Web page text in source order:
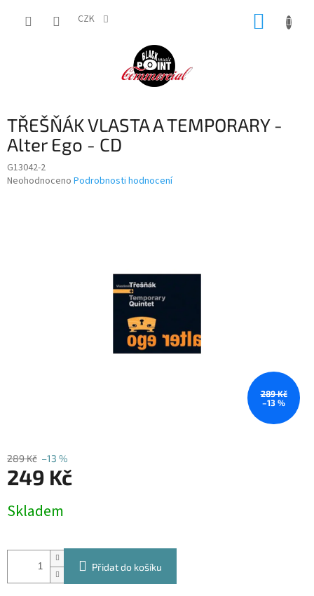
CZK
TŘEŠŇÁK VLASTA A TEMPORARY -
Alter Ego - CD
G13042-2
Průměrné
Neohodnoceno Podrobnosti hodnocení
289 Kč
–13 %
289 Kč –13 %
249 Kč
cena:
Skladem
Přidat do košíku